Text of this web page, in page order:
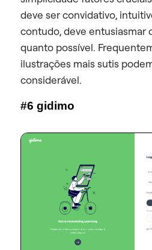
deve ser convidativo,
contudo, deve entusiasmar
quanto possível.
ilustrações mais sutis
considerável.
#6 gidimo